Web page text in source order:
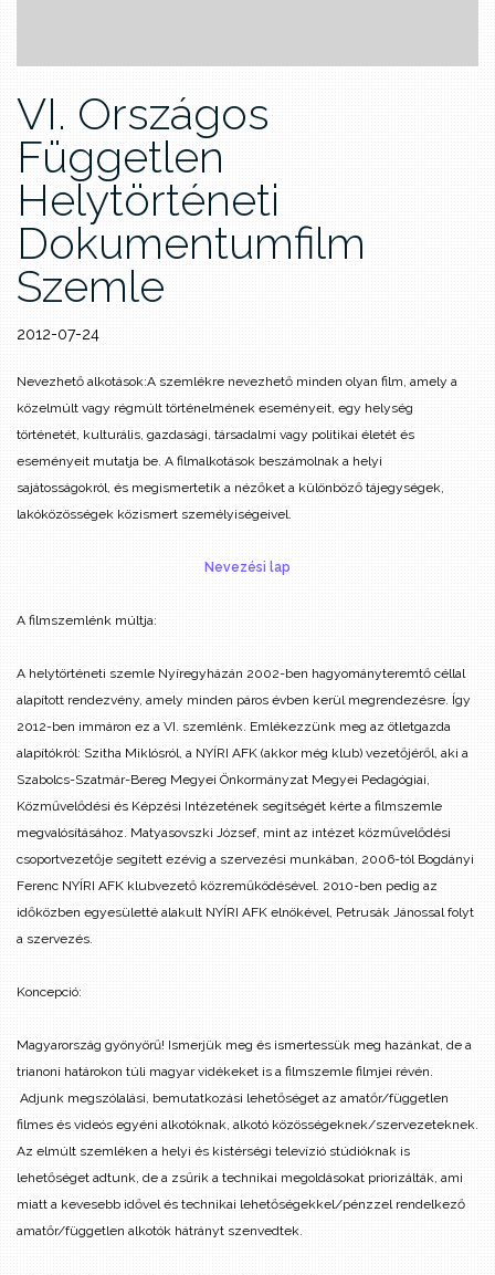
VI. Országos
Független
Helytörténeti
Dokumentumfilm
Szemle
2012-07-24
Nevezhető alkotások:A szemlékre nevezhető minden olyan film, amely a
közelmúlt vagy régmúlt történelmének eseményeit, egy helység
történetét, kulturális, gazdasági, társadalmi vagy politikai életét és
eseményeit mutatja be. A filmalkotások beszámolnak a helyi
sajátosságokról, és megismertetik a nézőket a különböző tájegységek,
lakóközösségek közismert személyiségeivel.
Nevezési lap
A filmszemlénk múltja:
A helytörténeti szemle Nyíregyházán 2002-ben hagyományteremtő céllal
alapított rendezvény, amely minden páros évben kerül megrendezésre. Így
2012-ben immáron ez a VI. szemlénk. Emlékezzünk meg az ötletgazda
alapítókról: Szitha Miklósról, a NYÍRI AFK (akkor még klub) vezetőjéről, aki a
Szabolcs-Szatmár-Bereg Megyei Önkormányzat Megyei Pedagógiai,
Közművelődési és Képzési Intézetének segítségét kérte a filmszemle
megvalósításához. Matyasovszki József, mint az intézet közművelődési
csoportvezetője segített ezévig a szervezési munkában, 2006-tól Bogdányi
Ferenc NYÍRI AFK klubvezető közreműködésével. 2010-ben pedig az
időközben egyesületté alakult NYÍRI AFK elnökével, Petrusák Jánossal folyt
a szervezés.
Koncepció:
Magyarország gyönyörű! Ismerjük meg és ismertessük meg hazánkat, de a
trianoni határokon túli magyar vidékeket is a filmszemle filmjei révén.
Adjunk megszólalási, bemutatkozási lehetőséget az amatőr/független
filmes és videós egyéni alkotóknak, alkotó közösségeknek/szervezeteknek.
Az elmúlt szemléken a helyi és kistérségi televízió stúdióknak is
lehetőséget adtunk, de a zsűrik a technikai megoldásokat priorizálták, ami
miatt a kevesebb idővel és technikai lehetőségekkel/pénzzel rendelkező
amatőr/független alkotók hátrányt szenvedtek.